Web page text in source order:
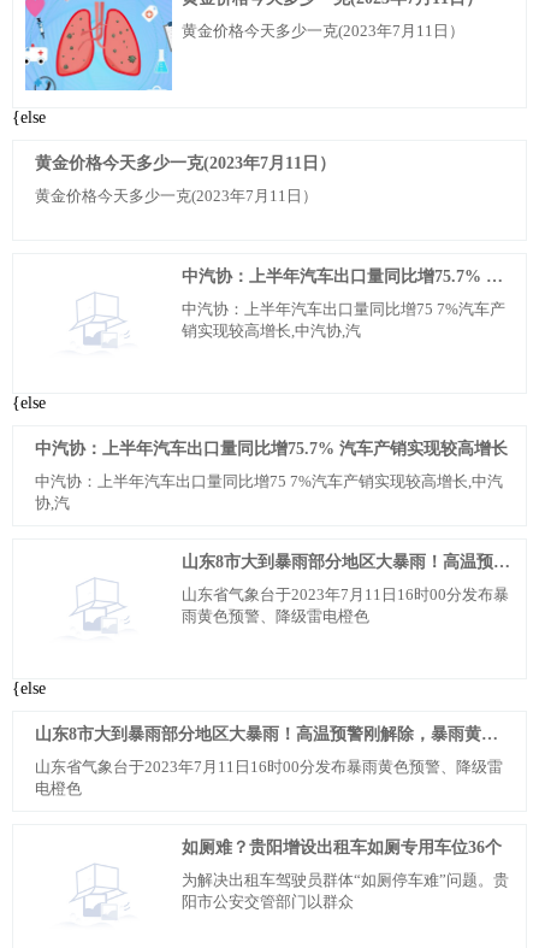
黄金价格今天多少一克(2023年7月11日）
{else
黄金价格今天多少一克(2023年7月11日）
黄金价格今天多少一克(2023年7月11日）
中汽协：上半年汽车出口量同比增75.7% 汽车产销实现较高增长
中汽协：上半年汽车出口量同比增75 7%汽车产
销实现较高增长,中汽协,汽
{else
中汽协：上半年汽车出口量同比增75.7% 汽车产销实现较高增长
中汽协：上半年汽车出口量同比增75 7%汽车产销实现较高增长,中汽
协,汽
山东8市大到暴雨部分地区大暴雨！高温预警刚解除，暴雨黄色预警就来了
山东省气象台于2023年7月11日16时00分发布暴
雨黄色预警、降级雷电橙色
{else
山东8市大到暴雨部分地区大暴雨！高温预警刚解除，暴雨黄色预警就来了
山东省气象台于2023年7月11日16时00分发布暴雨黄色预警、降级雷
电橙色
如厕难？贵阳增设出租车如厕专用车位36个
为解决出租车驾驶员群体“如厕停车难”问题。贵
阳市公安交管部门以群众